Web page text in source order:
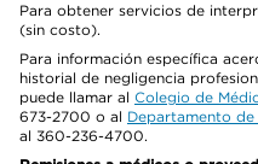
Para obtener servicios de
(sin costo).
Para información específica
historial de negligencia
puede llamar al Colegio de
673-2700 o al Departamento
al 360-236-4700.